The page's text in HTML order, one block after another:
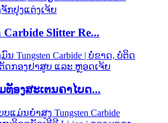
Carbide Slitter Re...
ທັອງສະເຕນຄາໄບດ...